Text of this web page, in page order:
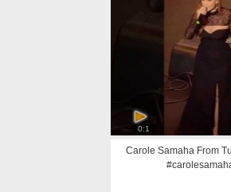
0:1
Carole Samaha From